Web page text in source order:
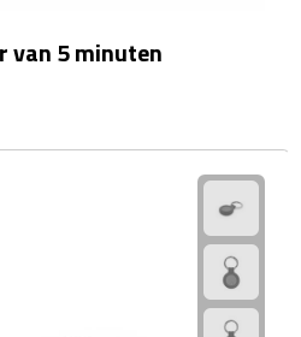
van 5 minuten